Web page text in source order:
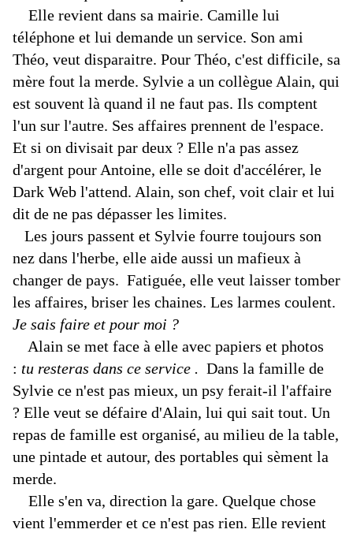
Elle revient dans sa mairie. Camille lui
téléphone et lui demande un service. Son ami
Théo, veut disparaitre. Pour Théo, c'est difficile, sa
mère fout la merde. Sylvie a un collègue Alain, qui
est souvent là quand il ne faut pas. Ils comptent
l'un sur l'autre. Ses affaires prennent de l'espace.
Et si on divisait par deux ? Elle n'a pas assez
d'argent pour Antoine, elle se doit d'accélérer, le
Dark Web l'attend. Alain, son chef, voit clair et lui
dit de ne pas dépasser les limites.
Les jours passent et Sylvie fourre toujours son
nez dans l'herbe, elle aide aussi un mafieux à
changer de pays. Fatiguée, elle veut laisser tomber
les affaires, briser les chaines. Les larmes coulent.
Je sais faire et pour moi ?
Alain se met face à elle avec papiers et photos
: tu resteras dans ce service . Dans la famille de
Sylvie ce n'est pas mieux, un psy ferait-il l'affaire
? Elle veut se défaire d'Alain, lui qui sait tout. Un
repas de famille est organisé, au milieu de la table,
une pintade et autour, des portables qui sèment la
merde.
Elle s'en va, direction la gare. Quelque chose
vient l'emmerder et ce n'est pas rien. Elle revient